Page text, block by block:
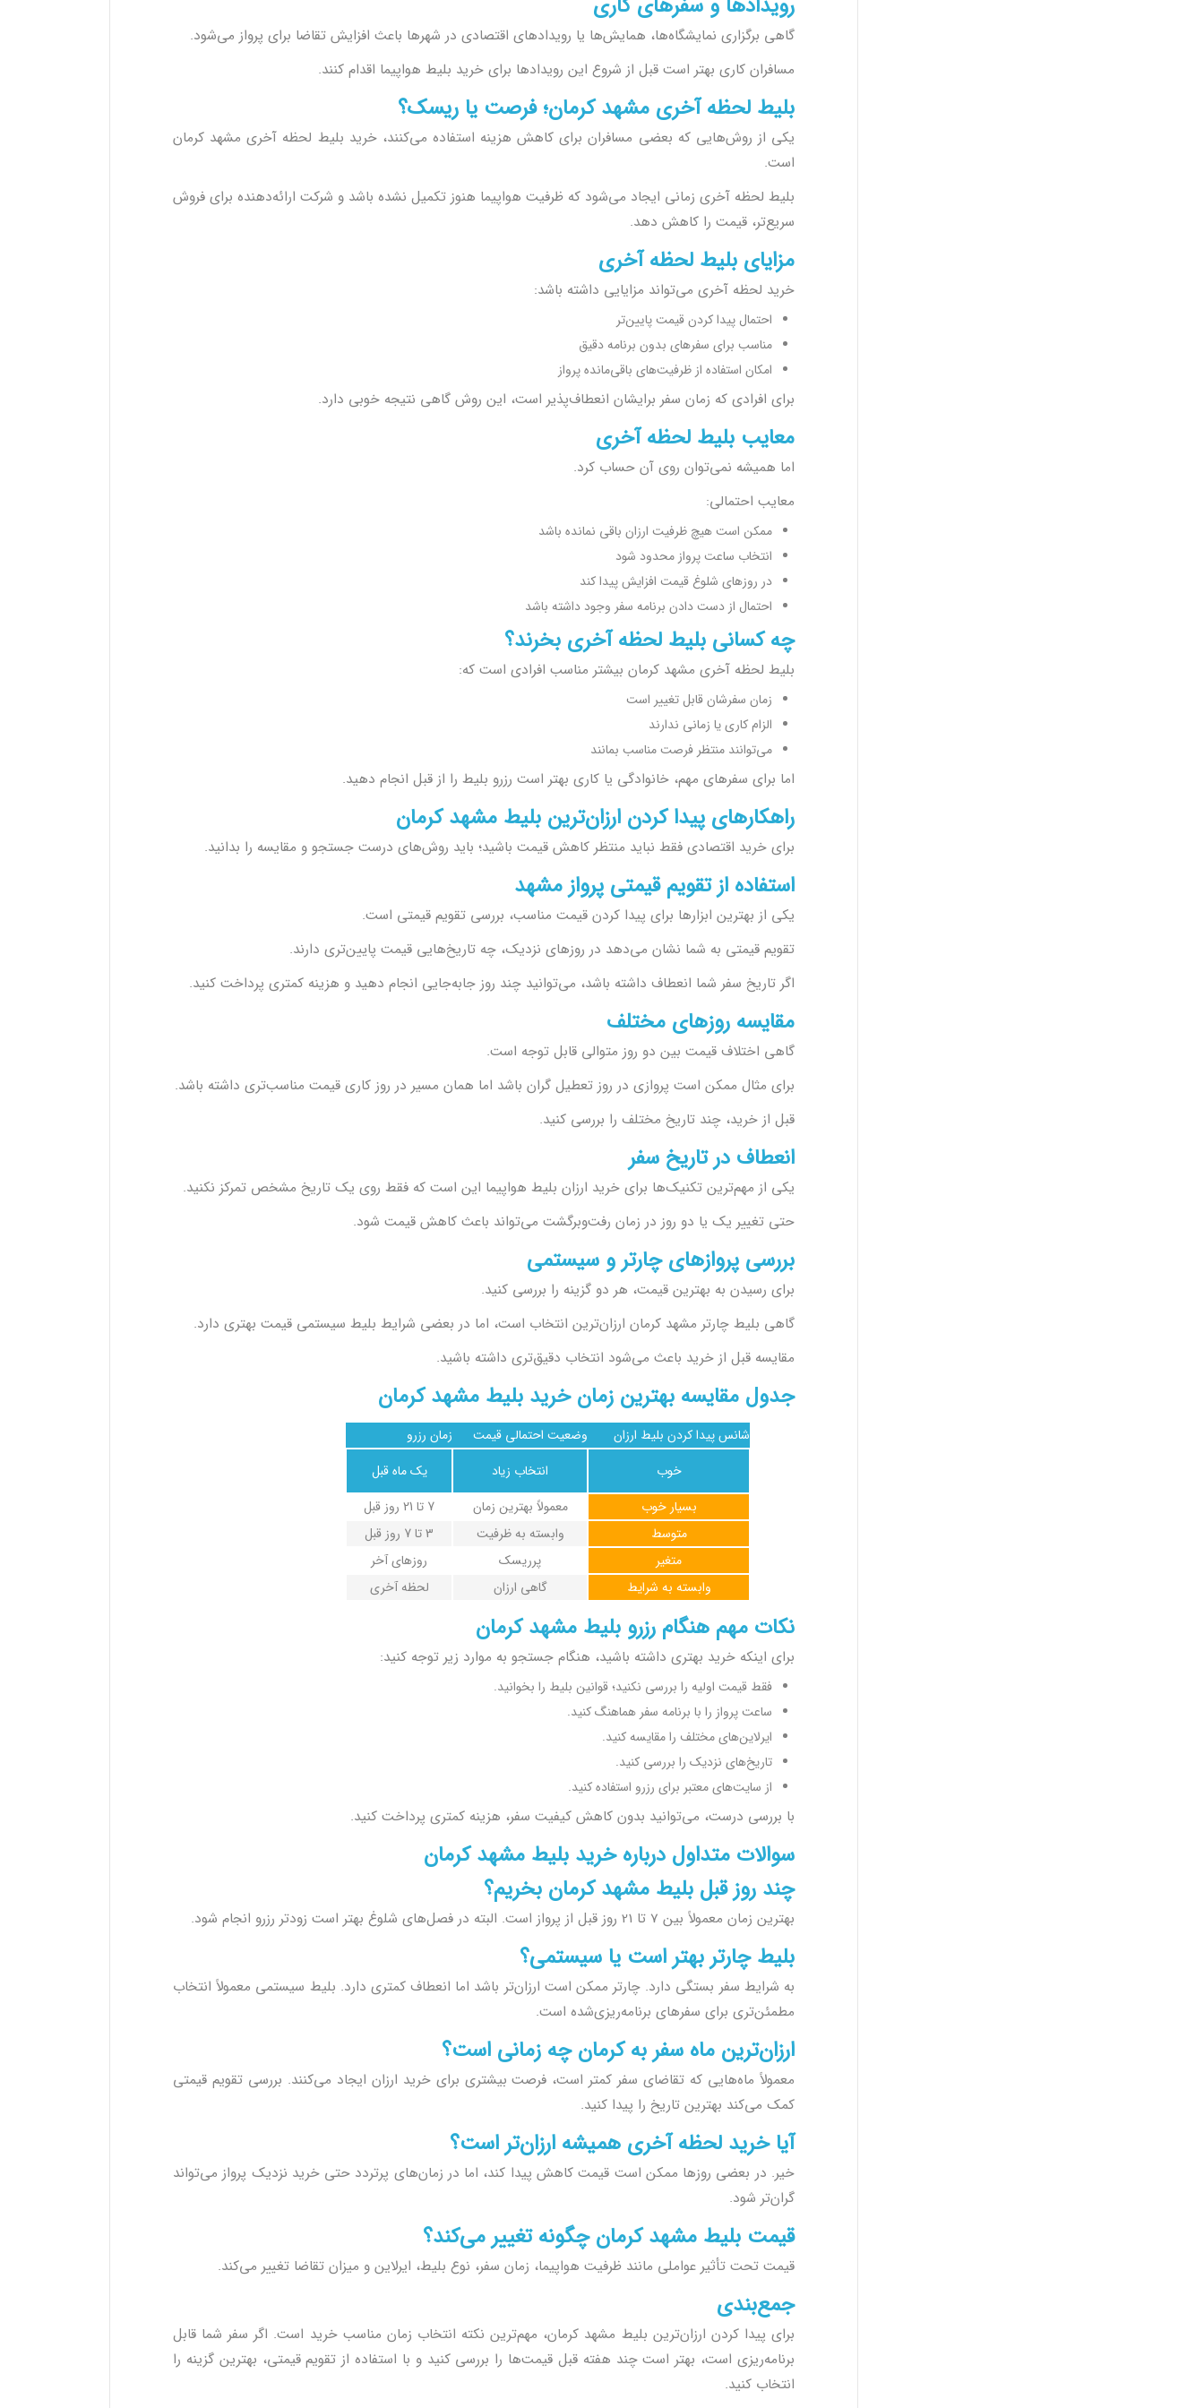
گاهی برگزاری نمایشگاه‌ها، همایش‌ها یا رویدادهای اقتصادی در شهرها باعث افزایش تقاضا برای پرواز می‌شود.
مسافران کاری بهتر است قبل از شروع این رویدادها برای خرید بلیط هواپیما اقدام کنند.
بلیط لحظه آخری مشهد کرمان؛ فرصت یا ریسک؟
یکی از روش‌هایی که بعضی مسافران برای کاهش هزینه استفاده می‌کنند، خرید بلیط لحظه آخری مشهد کرمان
است.
بلیط لحظه آخری زمانی ایجاد می‌شود که ظرفیت هواپیما هنوز تکمیل نشده باشد و شرکت ارائه‌دهنده برای فروش
سریع‌تر، قیمت را کاهش دهد.
مزایای بلیط لحظه آخری
خرید لحظه آخری می‌تواند مزایایی داشته باشد:
احتمال پیدا کردن قیمت پایین‌تر
مناسب برای سفرهای بدون برنامه دقیق
امکان استفاده از ظرفیت‌های باقی‌مانده پرواز
برای افرادی که زمان سفر برایشان انعطاف‌پذیر است، این روش گاهی نتیجه خوبی دارد.
معایب بلیط لحظه آخری
اما همیشه نمی‌توان روی آن حساب کرد.
معایب احتمالی:
ممکن است هیچ ظرفیت ارزان باقی نمانده باشد
انتخاب ساعت پرواز محدود شود
در روزهای شلوغ قیمت افزایش پیدا کند
احتمال از دست دادن برنامه سفر وجود داشته باشد
چه کسانی بلیط لحظه آخری بخرند؟
بلیط لحظه آخری مشهد کرمان بیشتر مناسب افرادی است که:
زمان سفرشان قابل تغییر است
الزام کاری یا زمانی ندارند
می‌توانند منتظر فرصت مناسب بمانند
اما برای سفرهای مهم، خانوادگی یا کاری بهتر است رزرو بلیط را از قبل انجام دهید.
راهکارهای پیدا کردن ارزان‌ترین بلیط مشهد کرمان
برای خرید اقتصادی فقط نباید منتظر کاهش قیمت باشید؛ باید روش‌های درست جستجو و مقایسه را بدانید.
استفاده از تقویم قیمتی پرواز مشهد
یکی از بهترین ابزارها برای پیدا کردن قیمت مناسب، بررسی تقویم قیمتی است.
تقویم قیمتی به شما نشان می‌دهد در روزهای نزدیک، چه تاریخ‌هایی قیمت پایین‌تری دارند.
اگر تاریخ سفر شما انعطاف داشته باشد، می‌توانید چند روز جابه‌جایی انجام دهید و هزینه کمتری پرداخت کنید.
مقایسه روزهای مختلف
گاهی اختلاف قیمت بین دو روز متوالی قابل توجه است.
برای مثال ممکن است پروازی در روز تعطیل گران باشد اما همان مسیر در روز کاری قیمت مناسب‌تری داشته باشد.
قبل از خرید، چند تاریخ مختلف را بررسی کنید.
انعطاف در تاریخ سفر
یکی از مهم‌ترین تکنیک‌ها برای خرید ارزان بلیط هواپیما این است که فقط روی یک تاریخ مشخص تمرکز نکنید.
حتی تغییر یک یا دو روز در زمان رفت‌وبرگشت می‌تواند باعث کاهش قیمت شود.
بررسی پروازهای چارتر و سیستمی
برای رسیدن به بهترین قیمت، هر دو گزینه را بررسی کنید.
گاهی بلیط چارتر مشهد کرمان ارزان‌ترین انتخاب است، اما در بعضی شرایط بلیط سیستمی قیمت بهتری دارد.
مقایسه قبل از خرید باعث می‌شود انتخاب دقیق‌تری داشته باشید.
جدول مقایسه بهترین زمان خرید بلیط مشهد کرمان
زمان رزرو وضعیت احتمالی قیمت
شانس پیدا کردن بلیط ارزان
یک ماه قبل
انتخاب زیاد
خوب
7 تا 21 روز قبل
معمولاً بهترین زمان
بسیار خوب
3 تا 7 روز قبل
وابسته به ظرفیت
متوسط
روزهای آخر
پرریسک
متغیر
لحظه آخری
گاهی ارزان وابسته به شرایط
نکات مهم هنگام رزرو بلیط مشهد کرمان
برای اینکه خرید بهتری داشته باشید، هنگام جستجو به موارد زیر توجه کنید:
فقط قیمت اولیه را بررسی نکنید؛ قوانین بلیط را بخوانید.
ساعت پرواز را با برنامه سفر هماهنگ کنید.
ایرلاین‌های مختلف را مقایسه کنید.
تاریخ‌های نزدیک را بررسی کنید.
از سایت‌های معتبر برای رزرو استفاده کنید.
با بررسی درست، می‌توانید بدون کاهش کیفیت سفر، هزینه کمتری پرداخت کنید.
سوالات متداول درباره خرید بلیط مشهد کرمان
چند روز قبل بلیط مشهد کرمان بخریم؟
بهترین زمان معمولاً بین 7 تا 21 روز قبل از پرواز است. البته در فصل‌های شلوغ بهتر است زودتر رزرو انجام شود.
بلیط چارتر بهتر است یا سیستمی؟
به شرایط سفر بستگی دارد. چارتر ممکن است ارزان‌تر باشد اما انعطاف کمتری دارد. بلیط سیستمی معمولاً انتخاب
مطمئن‌تری برای سفرهای برنامه‌ریزی‌شده است.
ارزان‌ترین ماه سفر به کرمان چه زمانی است؟
معمولاً ماه‌هایی که تقاضای سفر کمتر است، فرصت بیشتری برای خرید ارزان ایجاد می‌کنند. بررسی تقویم قیمتی
کمک می‌کند بهترین تاریخ را پیدا کنید.
آیا خرید لحظه آخری همیشه ارزان‌تر است؟
خیر. در بعضی روزها ممکن است قیمت کاهش پیدا کند، اما در زمان‌های پرتردد حتی خرید نزدیک پرواز می‌تواند
گران‌تر شود.
قیمت بلیط مشهد کرمان چگونه تغییر می‌کند؟
قیمت تحت تأثیر عواملی مانند ظرفیت هواپیما، زمان سفر، نوع بلیط، ایرلاین و میزان تقاضا تغییر می‌کند.
جمع‌بندی
برای پیدا کردن ارزان‌ترین بلیط مشهد کرمان، مهم‌ترین نکته انتخاب زمان مناسب خرید است. اگر سفر شما قابل
برنامه‌ریزی است، بهتر است چند هفته قبل قیمت‌ها را بررسی کنید و با استفاده از تقویم قیمتی، بهترین گزینه را
انتخاب کنید.